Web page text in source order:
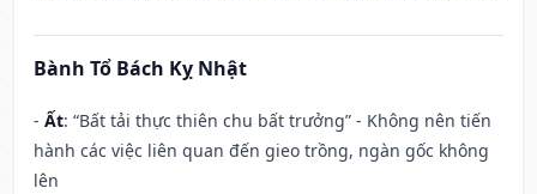
Bành Tổ Bách Kỵ Nhật
- Ất: “Bất tải thực thiên chu bất trưởng” - Không nên tiến
hành các việc liên quan đến gieo trồng, ngàn gốc không
lên